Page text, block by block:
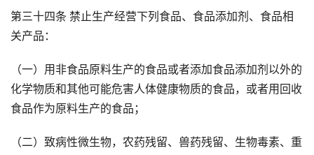
第三十四条 禁止生产经营下列食品、食品添加剂、食品相
关产品：
（一）用非食品原料生产的食品或者添加食品添加剂以外的
化学物质和其他可能危害人体健康物质的食品，或者用回收
食品作为原料生产的食品；
（二）致病性微生物，农药残留、兽药残留、生物毒素、重